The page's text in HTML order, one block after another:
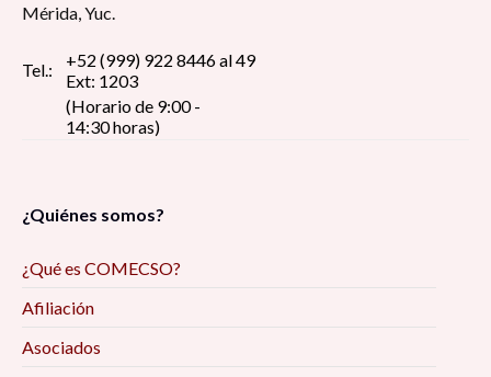
Mérida, Yuc.
Tel.:
+52 (999) 922 8446 al 49
Ext: 1203
(Horario de 9:00 -
14:30 horas)
¿Quiénes somos?
¿Qué es COMECSO?
Afiliación
Asociados